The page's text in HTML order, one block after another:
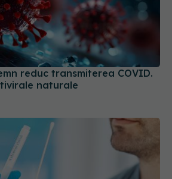
reduc transmiterea COVID.
naturale